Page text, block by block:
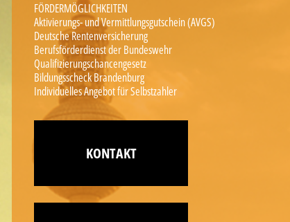
FÖRDERMÖGLICHKEITEN
Aktivierungs- und Vermittlungsgutschein (AVGS)
Deutsche Rentenversicherung
Berufsförderdienst der Bundeswehr
Qualifizierungschancengesetz
Bildungsscheck Brandenburg
Individuelles Angebot für Selbstzahler
KONTAKT